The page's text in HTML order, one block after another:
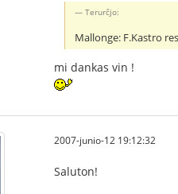
Terurĉjo:
Mallonge: F.Kastro
mi dankas vin !
2007-junio-12 19:12:32
Saluton!